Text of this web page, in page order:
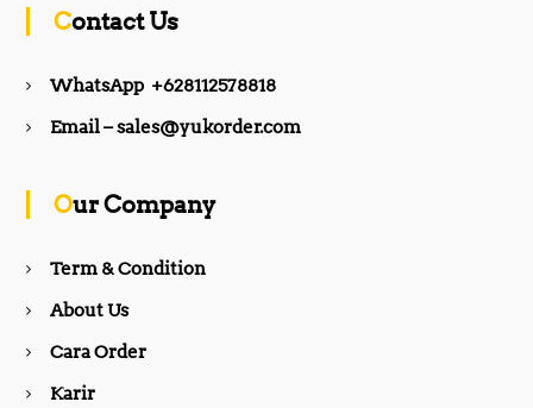
b
k
a
Contact Us
WhatsApp +628112578818
Email – sales@yukorder.com
Our Company
Term & Condition
About Us
Cara Order
Karir